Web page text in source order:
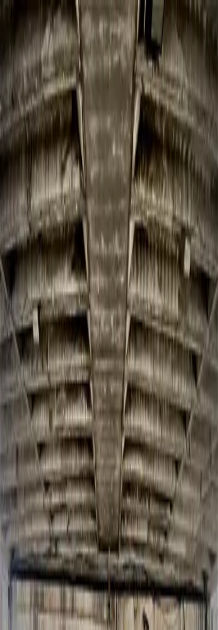
Ctrl K
Muralistas
Recursos
Iniciar Sesión Transforma tu espacio
Muralistas en Monterrey
Nuevo León
Descubre 3 muralistas verificados en Monterrey, Nuevo León. Artistas
profesionales listos para transformar tu espacio.
Cotizar Proyecto Ver en Mapa Interactivo
3 Muralistas en Monterrey, Nuevo León
Artistas verificados y disponibles para contratar
Ver en Mapa Interactivo
Estilo
Presupuesto
María del Refugio
Monterrey, México
$7K MXNVer Portafolio
Matachina
Daniel Alejandro
Ver mural
Alfonso
Monterrey, México
$20K MXN Ver Portafolio
Pop spider punk